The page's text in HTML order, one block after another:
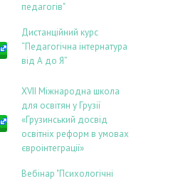
педагогів"
Дистанційний курс
“Педагогічна інтернатура
від А до Я”
ХVIІ Міжнародна школа
для освітян у Грузії
«Грузинський досвід
освітніх реформ в умовах
євроінтеграції»
Вебінар "Психологічні